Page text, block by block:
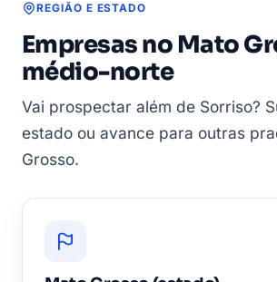
REGIÃO E ESTADO
Empresas no Mato
médio-norte
Vai prospectar além de Sorriso?
estado ou avance para outras
Grosso.